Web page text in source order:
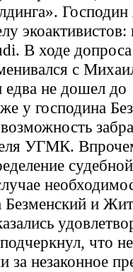
В ходе
с
едва не дошел до
у господина
УГМК.
и
что
за незаконное